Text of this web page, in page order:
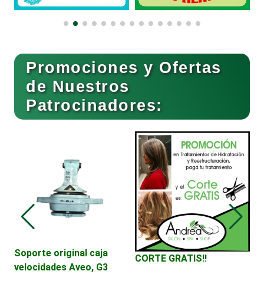
Boutiques
Buceo
Cafeterías
Cámaras de Comercio
Camiones para Fletes
Promociones y Ofertas
de Nuestros
Patrocinadores:
Soporte original caja
velocidades Aveo, G3
CORTE GRATIS!!